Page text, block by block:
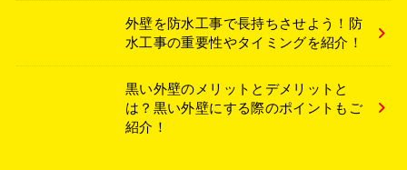
外壁を防水工事で長持ちさせよう！防
水工事の重要性やタイミングを紹介！
黒い外壁のメリットとデメリットと
は？黒い外壁にする際のポイントもご
紹介！